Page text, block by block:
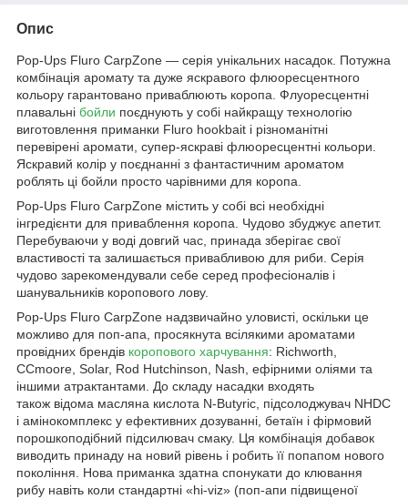
Опис
Pop-Ups Fluro CarpZone — серія унікальних насадок. Потужна
комбінація аромату та дуже яскравого флюоресцентного
кольору гарантовано приваблюють коропа. Флуоресцентні
плавальні бойли поєднують у собі найкращу технологію
виготовлення приманки Fluro hookbait і різноманітні
перевірені аромати, cупер-яскраві флюоресцентні кольори.
Яскравий колір у поєднанні з фантастичним ароматом
роблять ці бойли просто чарівними для коропа.
Pop-Ups Fluro CarpZone містить у собі всі необхідні
інгредієнти для приваблення коропа. Чудово збуджує апетит.
Перебуваючи у воді довгий час, принада зберігає свої
властивості та залишається привабливою для риби. Серія
чудово зарекомендували себе серед професіоналів і
шанувальників коропового лову.
Pop-Ups Fluro CarpZone надзвичайно уловисті, оскільки це
можливо для поп-апа, просякнута всілякими ароматами
провідних брендів коропового харчування: Richworth,
CCmoore, Solar, Rod Hutchinson, Nash, ефірними оліями та
іншими атрактантами. До складу насадки входять
також відома масляна кислота N-Butyric, підсолоджувач NHDC
і амінокомплекс у ефективних дозуванні, бетаїн і фірмовий
порошкоподібний підсилювач смаку. Ця комбінація добавок
виводить принаду на новий рівень і робить її попапом нового
покоління. Нова приманка здатна спонукати до клювання
рибу навіть коли стандартні «hi-viz» (поп-апи підвищеної